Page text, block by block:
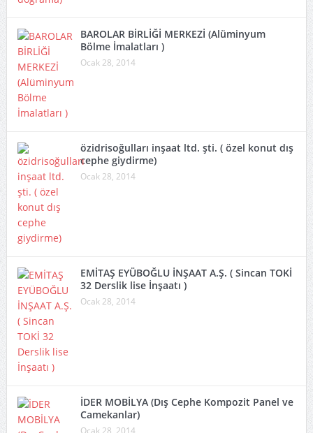
BAROLAR BİRLİĞİ MERKEZİ (Alüminyum
Bölme İmalatları )
Ocak 28, 2014
özidrisoğulları inşaat ltd. şti. ( özel konut dış
cephe giydirme)
Ocak 28, 2014
EMİTAŞ EYÜBOĞLU İNŞAAT A.Ş. ( Sincan TOKİ
32 Derslik lise İnşaatı )
Ocak 28, 2014
İDER MOBİLYA (Dış Cephe Kompozit Panel ve
Camekanlar)
Ocak 28, 2014